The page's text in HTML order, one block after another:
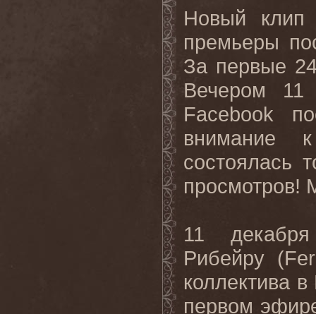
Новый клип
премьеры
За первые
Вечером 11
Facebook
внимание
состоялась
11
Рибейру
коллектива
первом